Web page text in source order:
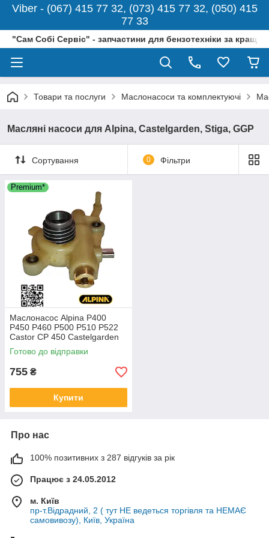
Viber - (067) 415 77 32, (073) 415 77 32, (050) 415
77 33
"Сам Собі Сервіс" - запчастини для бензотехніки за
Товари та послуги Маслонасоси та комплектуючі
Масляні насоси для Alpina, Castelgarden, Stiga, GGP
Сортування 0 Фільтри
Premium*
Маслонасос Alpina P400
P450 P460 P500 P510 P522
Castor CP 450 Castelgarden
STIGA SP510 118550607/0
825159 насос масла для
Готово до відправки
755 ₴
Купити
Про нас
100% позитивних з 287 відгуків за рік
Працює з 24.05.2012
м. Київ
пр-т.Відрадний, 2 ( тут НЕ ведеться торгівля та НЕМАЄ
самовивозу), Київ, Україна